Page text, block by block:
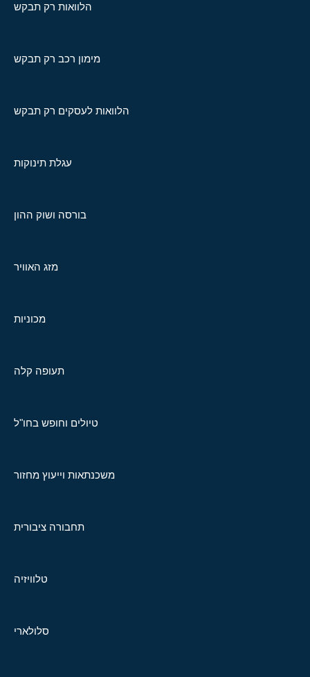
הלוואות רק תבקש
מימון רכב רק תבקש
הלוואות לעסקים רק תבקש
עגלת תינוקות
בורסה ושוק ההון
מזג האוויר
מכוניות
תעופה קלה
טיולים וחופש בחו"ל
משכנתאות וייעוץ מחזור
תחבורה ציבורית
טלוויזיה
סלולארי